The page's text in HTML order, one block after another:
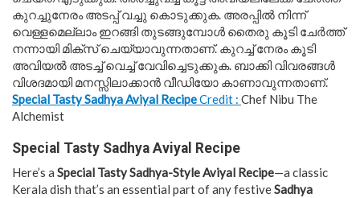
കുറച്ചുനേരം അടപ്പ് വച്ചു കൊടുക്കുക. അരപ്പിൽ നിന്ന്
വെള്ളമെല്ലാം ഇറങ്ങി തുടങ്ങുമ്പോൾ തൈരു കൂടി ചേർത്ത്
നന്നായി മിക്സ് ചെയ്യാവുന്നതാണ്. കുറച്ച് നേരം കൂടി
അവിയൽ അടച്ച് വെച്ച് വേവിച്ചെടുക്കുക. ബാക്കി വിവരങ്ങൾ
വിശദമായി മനസ്സിലാക്കാൻ വീഡിയോ കാണാവുന്നതാണ്.
Special Tasty Sadhya Aviyal RecipeCredit : Chef Nibu The
Alchemist
Special Tasty Sadhya Aviyal Recipe
Here’s a Special Tasty Sadhya-Style Aviyal Recipe—a classic
Kerala dish that’s an essential part of any festiveSadhya